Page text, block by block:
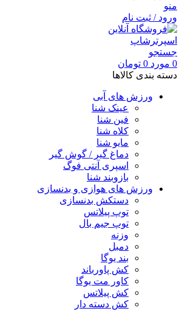
منو
ورود / ثبت نام
جستجو
0 مورد 0 تومان
دسته بندی کالاها
ورزش های آبی
عینک شنا
فین شنا
کلاه شنا
مایو شنا
دماغ گیر / گوش گیر
اسپری آنتی فوگ
بازوبند شنا
ورزش های هوازی و بدنسازی
دستکش بدنسازی
توپ پیلاتس
توپ جیم بال
وزنه
دمبل
بند یوگا
کش پاورباند
کاور مت یوگا
کش پیلاتس
کش دسته دار